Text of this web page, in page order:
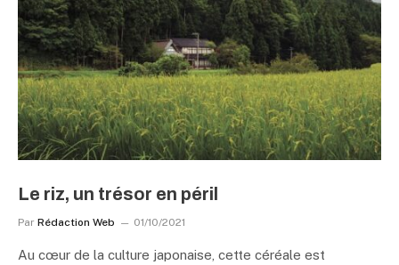
Le riz, un trésor en péril
Par Rédaction Web 01/10/2021
Au cœur de la culture japonaise, cette céréale est